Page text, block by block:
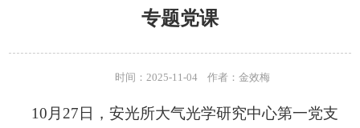
专题党课
时间：2025-11-04 作者：金效梅
10月27日，安光所大气光学研究中心第一党支